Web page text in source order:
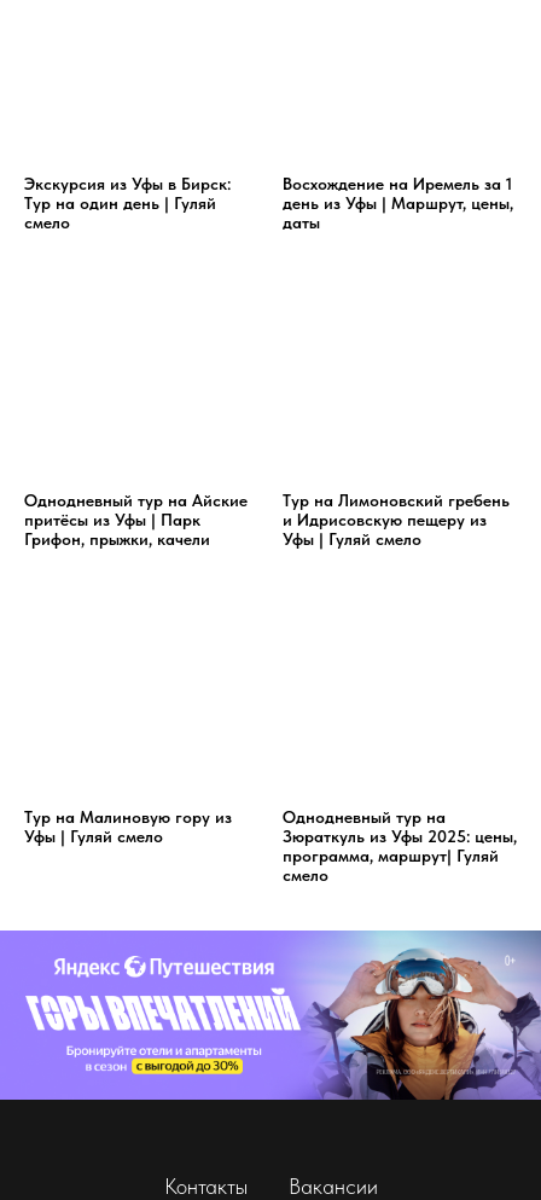
Экскурсия из Уфы в Бирск:
Тур на один день | Гуляй
смело
Восхождение на Иремель за 1
день из Уфы | Маршрут, цены,
даты
Однодневный тур на Айские
притёсы из Уфы | Парк
Грифон, прыжки, качели
Тур на Лимоновский гребень
и Идрисовскую пещеру из
Уфы | Гуляй смело
Тур на Малиновую гору из
Уфы | Гуляй смело
Однодневный тур на
Зюраткуль из Уфы 2025: цены,
программа, маршрут| Гуляй
смело
Контакты
Вакансии